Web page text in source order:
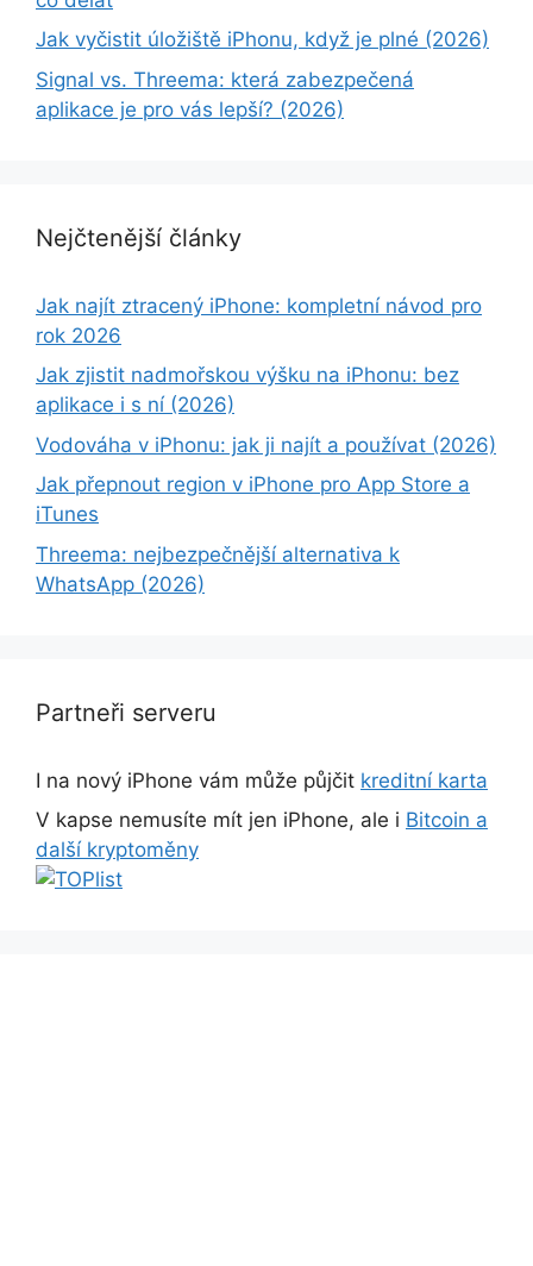
Jak vyčistit úložiště iPhonu, když je plné (2026)
Signal vs. Threema: která zabezpečená
aplikace je pro vás lepší? (2026)
Nejčtenější články
Jak najít ztracený iPhone: kompletní návod pro
rok 2026
Jak zjistit nadmořskou výšku na iPhonu: bez
aplikace i s ní (2026)
Vodováha v iPhonu: jak ji najít a používat (2026)
Jak přepnout region v iPhone pro App Store a
iTunes
Threema: nejbezpečnější alternativa k
WhatsApp (2026)
Partneři serveru
I na nový iPhone vám může půjčit kreditní karta
V kapse nemusíte mít jen iPhone, ale i Bitcoin a
další kryptoměny